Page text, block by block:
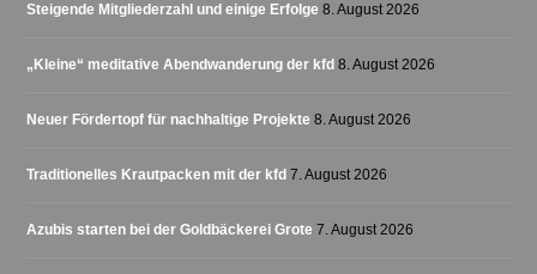
Steigende Mitgliederzahl und einige Erfolge 8. August 2026
„Kleine“ meditative Abendwanderung der kfd 8. August 2026
Neuer Fördertopf für nachhaltige Projekte 8. August 2026
Traditionelles Krautpacken mit der kfd 7. August 2026
Azubis starten bei der Goldbäckerei Grote 7. August 2026